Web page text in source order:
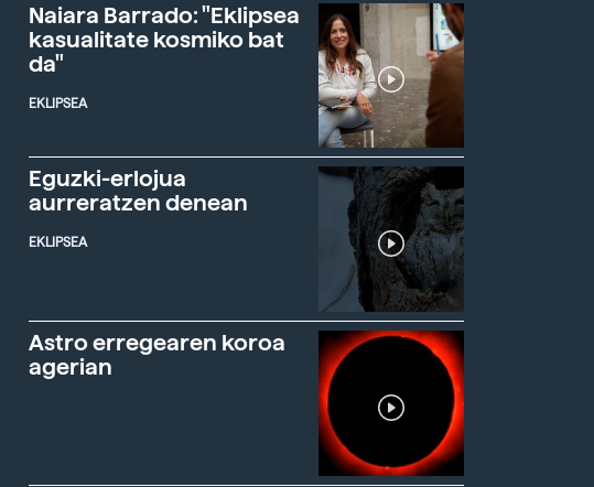
Naiara Barrado: "Eklipsea
kasualitate kosmiko bat
da"
EKLIPSEA
Eguzki-erlojua
aurreratzen denean
EKLIPSEA
Astro erregearen koroa
agerian